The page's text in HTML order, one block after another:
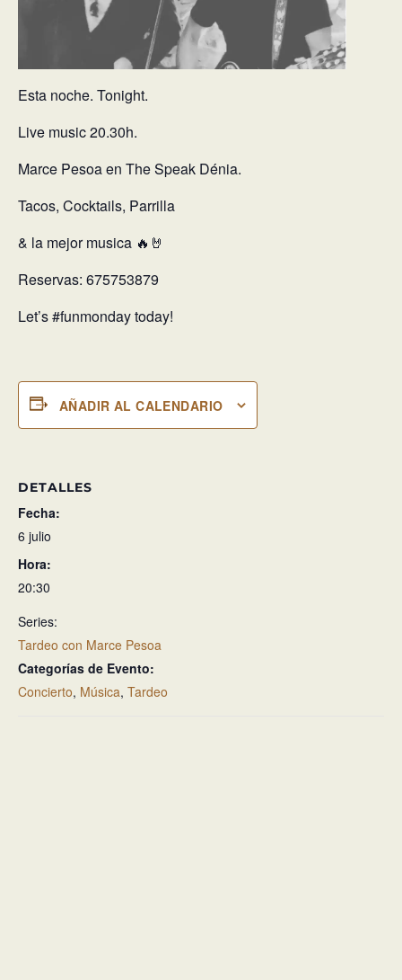
Esta noche. Tonight.
Live music 20.30h.
Marce Pesoa en The Speak Dénia.
Tacos, Cocktails, Parrilla
& la mejor musica 🔥🤘
Reservas: 675753879
Let’s #funmonday today!
AÑADIR AL CALENDARIO
DETALLES
Fecha:
6 julio
Hora:
20:30
Series:
Tardeo con Marce Pesoa
Categorías de Evento:
Concierto, Música, Tardeo